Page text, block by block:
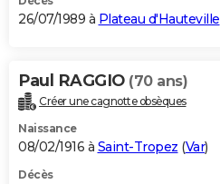
26/07/1989 à Plateau d'Hauteville
Paul RAGGIO (70 ans)
Créer une cagnotte obsèques
Naissance
08/02/1916 à Saint-Tropez (Var)
Décès